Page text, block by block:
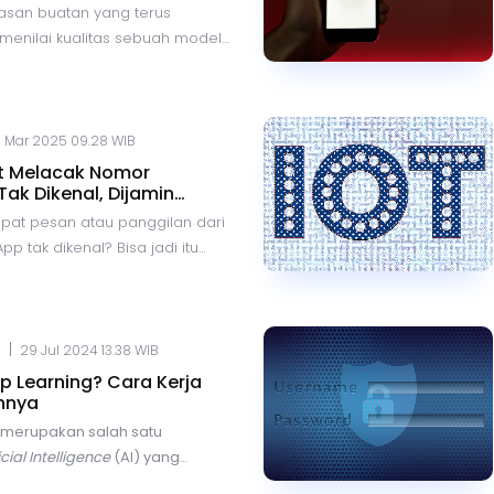
buatan yang terus
kualitas sebuah model
untuk menguji,
dan mengevaluasi
AI secara transparan dan
Mar 2025 09.28 WIB
Melacak Nomor
Dikenal, Dijamin
pesan atau panggilan dari
tak dikenal? Bisa jadi itu
mudah dan cepat
aplikasi seperti Getcontact,
lainnya. Simak caranya di
29 Jul 2024 13.38 WIB
Learning? Cara Kerja
salah satu
Intelligence(AI) yang